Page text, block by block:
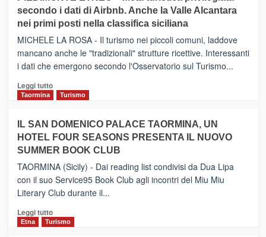
–
Inaugurato
il
nuovo
collegamento
tra
e
Zanzibar
da
Neos
secondo i dati di Airbnb. Anche la Valle Alcantara
nei primi posti nella classifica siciliana
MICHELE LA ROSA - Il turismo nei piccoli comuni, laddove
mancano anche le "tradizionali" strutture ricettive. Interessanti
i dati che emergono secondo l'Osservatorio sul Turismo...
Leggi tuttoLeggi
PIEDIMONTE
ETNEO
–
Meta
turistica
privilegiata
secondo
dati
di
Taormina Turismo
IL SAN DOMENICO PALACE TAORMINA, UN
HOTEL FOUR SEASONS PRESENTA IL NUOVO
SUMMER BOOK CLUB
TAORMINA (Sicily) - Dai reading list condivisi da Dua Lipa
con il suo Service95 Book Club agli incontri del Miu Miu
Literary Club durante il...
Leggi tuttoLeggi
di
Etna Turismo